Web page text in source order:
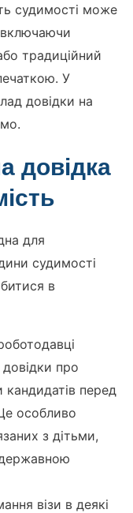
судимості може
традиційний
У
довідки на
довідка
для
судимості
в
про
кандидатів перед
особливо
з дітьми,
візи в деякі